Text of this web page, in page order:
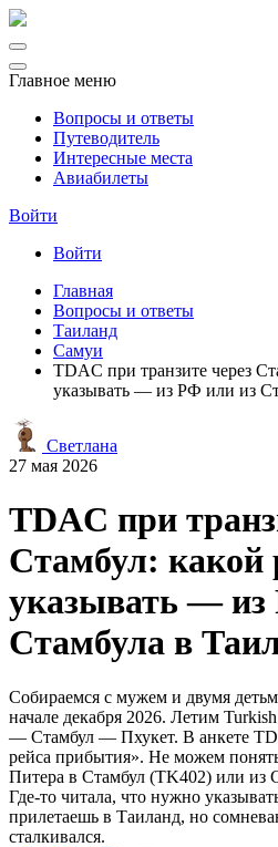
Главное меню
Вопросы и ответы
Путеводитель
Интересные места
Авиабилеты
Войти
Войти
Главная
Вопросы и ответы
Таиланд
Самуи
TDAC при транзите через
указывать — из РФ или из
Светлана
27 мая 2026
TDAC при
Стамбул: какой
указывать —
Стамбула в
Собираемся с мужем и двумя
начале декабря 2026. Летим
— Стамбул — Пхукет. В анкете
рейса прибытия». Не можем
Питера в Стамбул (TK402) или из
Где-то читала, что нужно
прилетаешь в Таиланд, но
сталкивался.